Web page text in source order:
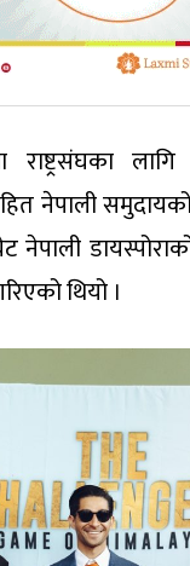
राष्ट्रसंघका
नेपाली
नेपाली
थियो ।